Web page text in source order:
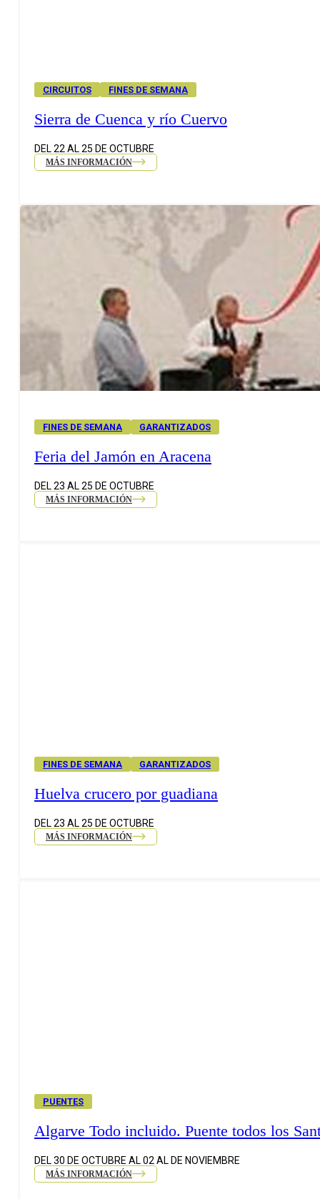
CIRCUITOS FINES DE SEMANA
Sierra de Cuenca y río Cuervo
DEL 22 AL 25 DE OCTUBRE
MÁS INFORMACIÓN
FINES DE SEMANA GARANTIZADOS
Feria del Jamón en Aracena
DEL 23 AL 25 DE OCTUBRE
MÁS INFORMACIÓN
FINES DE SEMANA GARANTIZADOS
Huelva crucero por guadiana
DEL 23 AL 25 DE OCTUBRE
MÁS INFORMACIÓN
PUENTES
Algarve Todo incluido. Puente todos los
DEL 30 DE OCTUBRE AL 02 AL DE NOVIEMBRE
MÁS INFORMACIÓN